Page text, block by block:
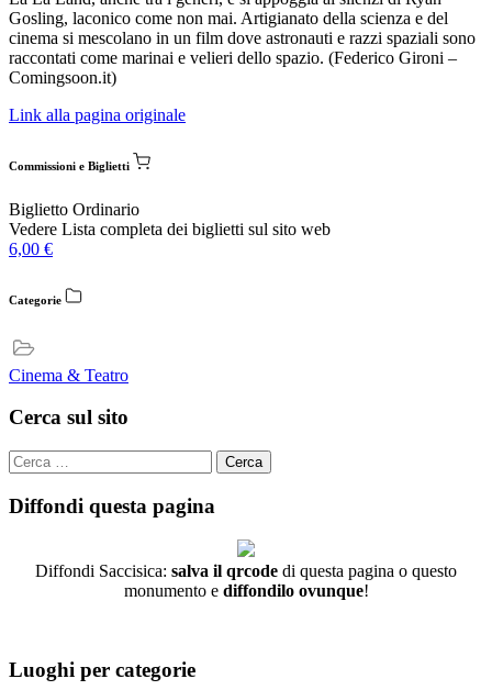
Gosling, laconico come non mai. Artigianato della scienza e del
cinema si mescolano in un film dove astronauti e razzi spaziali sono
raccontati come marinai e velieri dello spazio. (Federico Gironi –
Comingsoon.it)
Link alla pagina originale
Commissioni e Biglietti
Biglietto Ordinario
Vedere Lista completa dei biglietti sul sito web
6,00 €
Categorie
Cinema & Teatro
Cerca sul sito
Cerca
per:
Diffondi questa pagina
Diffondi Saccisica: salva il qrcode di questa pagina o questo
monumento e diffondilo ovunque!
Luoghi per categorie